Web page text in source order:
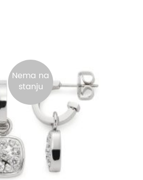
Nema na
stanju